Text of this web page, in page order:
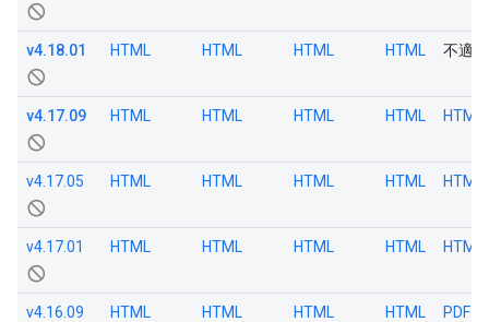
not_interested
v4.18.01
not_interested
HTML HTML HTML HTML 不適用
v4.17.09
not_interested
HTML HTML HTML HTML HTML
v4.17.05
not_interested
HTML HTML HTML HTML HTML
v4.17.01
not_interested
HTML HTML HTML HTML HTML
v4.16.09 HTML HTML HTML HTML
PDF